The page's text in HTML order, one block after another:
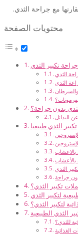
مع جراحة الثدي.
محتويات الصفحة
جراحة تكبير الثدي
الثدي
الثدي
بدون جراحة؟
البدائل
تكبير الثدي طبيعيا
بالاعشاب
بالأعشاب
الثدي
جراحة
تكبير الثدي؟
لتكبير الثدي
لتكبير الثدي؟
الثدي الطبيعية
للثدي؟
الغذائية